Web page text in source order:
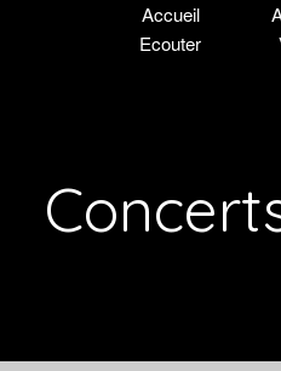
Accueil
Ecouter